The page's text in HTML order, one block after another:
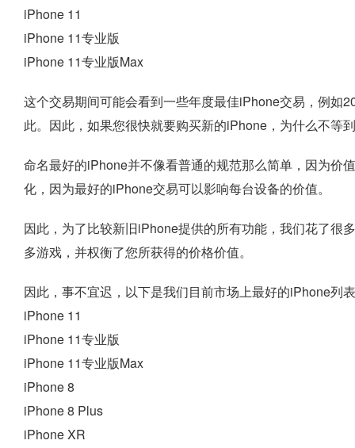
iPhone 11
iPhone 11专业版
iPhone 11专业版Max
这个交易期间可能会看到一些年度最佳iPhone交易，例如
此。因此，如果您很快就要购买新的iPhone，为什么不等
命名最好的iPhone并不像看普通的规范那么简单，因为价
化，因为最好的iPhone交易可以影响每台设备的价值。
因此，为了比较新旧iPhone提供的所有功能，我们花了很
多游戏，并权衡了您所获得的价格价值。
因此，事不宜迟，以下是我们目前市场上最好的iPhone列
iPhone 11
iPhone 11专业版
iPhone 11专业版Max
iPhone 8
iPhone 8 Plus
iPhone XR